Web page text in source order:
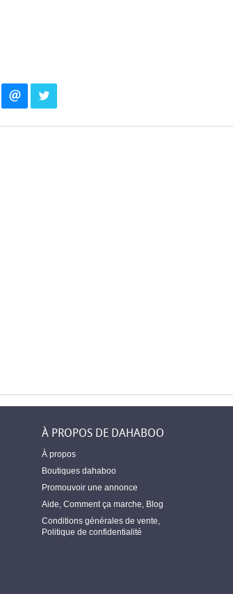
À PROPOS DE DAHABOO
À propos
Boutiques dahaboo
Promouvoir une annonce
Aide Comment ça marche Blog
Conditions générales de vente
Politique de confidentialité